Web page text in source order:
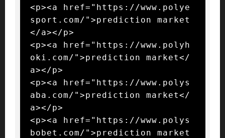
<p><a href="https://www.polye
sport.com/">prediction market
</a></p>
<p><a href="https://www.polyh
oki.com/">prediction market</
a></p>
<p><a href="https://www.polys
aba.com/">prediction market</
a></p>
<p><a href="https://www.polys
bobet.com/">prediction market